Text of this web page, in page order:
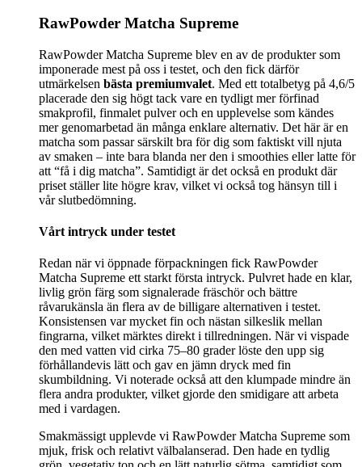
RawPowder Matcha Supreme
RawPowder Matcha Supreme blev en av de produkter som
imponerade mest på oss i testet, och den fick därför
utmärkelsen bästa premiumvalet. Med ett totalbetyg på 4,6/5
placerade den sig högt tack vare en tydligt mer förfinad
smakprofil, finmalet pulver och en upplevelse som kändes
mer genomarbetad än många enklare alternativ. Det här är en
matcha som passar särskilt bra för dig som faktiskt vill njuta
av smaken – inte bara blanda ner den i smoothies eller latte för
att “få i dig matcha”. Samtidigt är det också en produkt där
priset ställer lite högre krav, vilket vi också tog hänsyn till i
vår slutbedömning.
Vårt intryck under testet
Redan när vi öppnade förpackningen fick RawPowder
Matcha Supreme ett starkt första intryck. Pulvret hade en klar,
livlig grön färg som signalerade fräschör och bättre
råvarukänsla än flera av de billigare alternativen i testet.
Konsistensen var mycket fin och nästan silkeslik mellan
fingrarna, vilket märktes direkt i tillredningen. När vi vispade
den med vatten vid cirka 75–80 grader löste den upp sig
förhållandevis lätt och gav en jämn dryck med fin
skumbildning. Vi noterade också att den klumpade mindre än
flera andra produkter, vilket gjorde den smidigare att arbeta
med i vardagen.
Smakmässigt upplevde vi RawPowder Matcha Supreme som
mjuk, frisk och relativt välbalanserad. Den hade en tydlig